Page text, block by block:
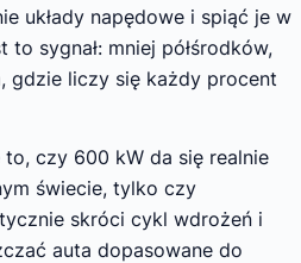
układy napędowe i spiąć je w
sygnał: mniej półśrodków,
gdzie liczy się każdy procent
czy 600 kW da się realnie
świecie, tylko czy
skróci cykl wdrożeń i
auta dopasowane do